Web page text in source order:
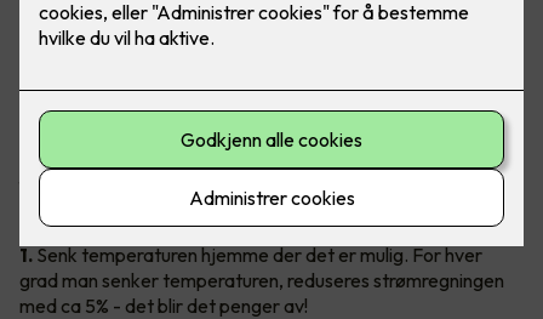
Ingen liker høye strømregninger!
Gode slumper av regningen kan faktisk kuttes ned på, og det
uten å senke livskvaliteten. Vil du vite hvordan du enkelt kan
få en lavere strømregning? Les våre 20 geniale tips under.
1.Senk temperaturen hjemme der det er mulig. For hver
grad man senker temperaturen, reduseres strømregningen
med ca 5% - det blir det penger av!